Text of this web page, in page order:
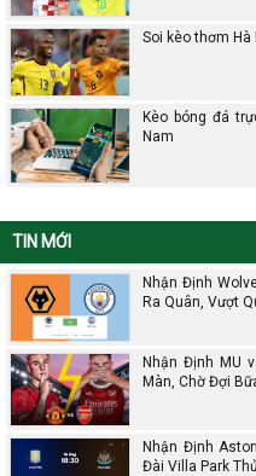
Soi kèo thơm Hà
Kèo bóng đá
Nam
TIN MỚI
Nhận Định
Ra Quân, Vượt
Nhận Định MU
Màn, Chờ Đợi
Nhận Định
Đài Villa Park